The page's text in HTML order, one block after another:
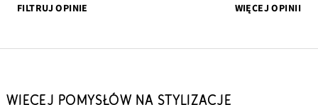
FILTRUJ OPINIE
WIĘCEJ OPINII
WIĘCEJ POMYSŁÓW NA STYLIZACJE